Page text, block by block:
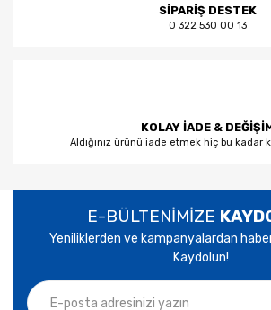
SİPARİŞ DESTEK
0 322 530 00 13
KOLAY İADE &
Aldığınız ürünü iade etmek hiç bu kadar
E-BÜLTENİMİZE
Yeniliklerden ve kampanyalardan
Kaydolun!